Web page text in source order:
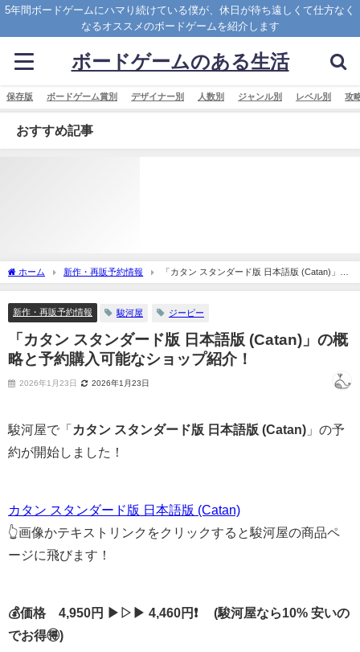
5年間ボードゲームにハマり続けている僕が、休日が待ち遠しくて仕方なく
なるオススメのボードゲームを紹介します
ボードゲームのある生活
保存版 ボードゲーム賞別 デザイナー別 人数別 ジャンル別 レベル別 攻
おすすめ記事
ホーム 新作・再販予約情報
「カタン スタンダード版 日本語版 (Catan)」の
概略と予約購入可能なショップ紹介！
新作・再販予約情報 駿河屋 ジーピー
「カタン スタンダード版 日本語版 (Catan)」の概
略と予約購入可能なショップ紹介！
2026年1月23日 2026年1月23日
駿河屋で「 カタン スタンダード版 日本語版 (Catan) 」の予
約が開始しました！
カタン スタンダード版 日本語版 (Catan)
👆画像かテキストリンクをクリックすると駿河屋の商品ペ
ージに飛びます！
💰価格 4,950円 ▶▷▶ 4,460円❗ (駿河屋なら10% 安いの
でお得🉐)